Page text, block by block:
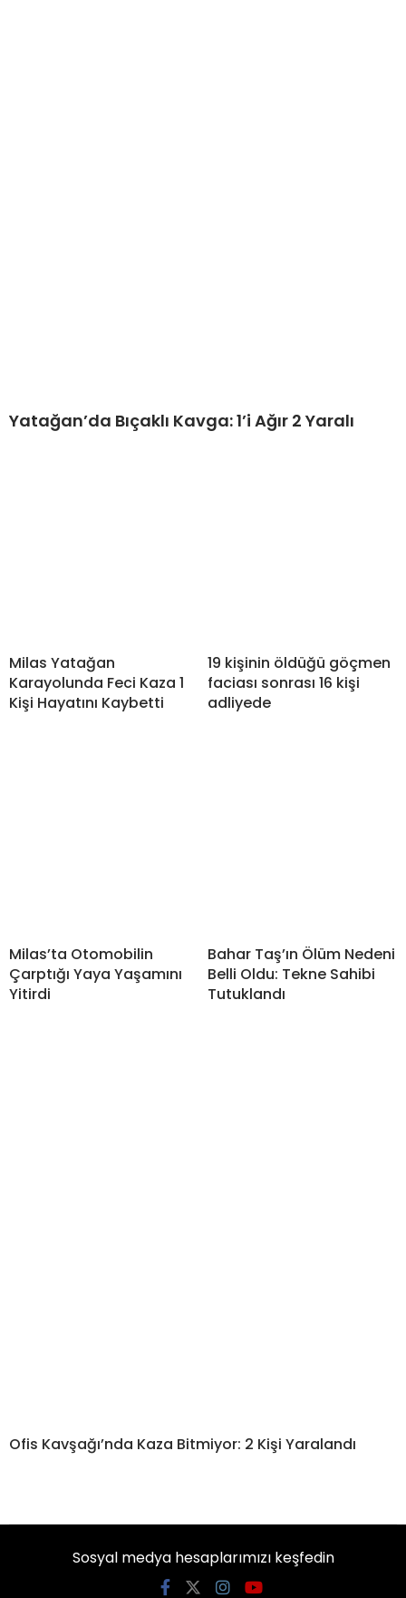
Yatağan’da Bıçaklı Kavga: 1’i Ağır 2 Yaralı
Milas Yatağan
Karayolunda Feci Kaza 1
Kişi Hayatını Kaybetti
19 kişinin öldüğü göçmen
faciası sonrası 16 kişi
adliyede
Milas’ta Otomobilin
Çarptığı Yaya Yaşamını
Yitirdi
Bahar Taş’ın Ölüm Nedeni
Belli Oldu: Tekne Sahibi
Tutuklandı
Ofis Kavşağı’nda Kaza Bitmiyor: 2 Kişi Yaralandı
Sosyal medya hesaplarımızı keşfedin